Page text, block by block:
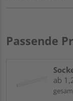
Passende
ab